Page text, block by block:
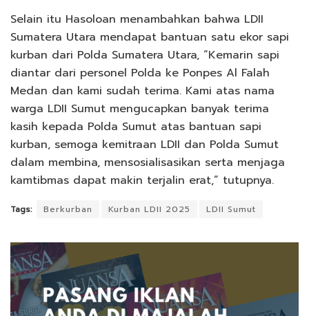
Selain itu Hasoloan menambahkan bahwa LDII
Sumatera Utara mendapat bantuan satu ekor sapi
kurban dari Polda Sumatera Utara, “Kemarin sapi
diantar dari personel Polda ke Ponpes Al Falah
Medan dan kami sudah terima. Kami atas nama
warga LDII Sumut mengucapkan banyak terima
kasih kepada Polda Sumut atas bantuan sapi
kurban, semoga kemitraan LDII dan Polda Sumut
dalam membina, mensosialisasikan serta menjaga
kamtibmas dapat makin terjalin erat,” tutupnya.
Tags: Berkurban Kurban LDII 2025 LDII Sumut